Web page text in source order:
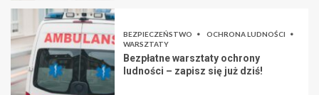
BEZPIECZEŃSTWO
OCHRONA LUDNOŚCI
WARSZTATY
Bezpłatne warsztaty ochrony
ludności – zapisz się już dziś!